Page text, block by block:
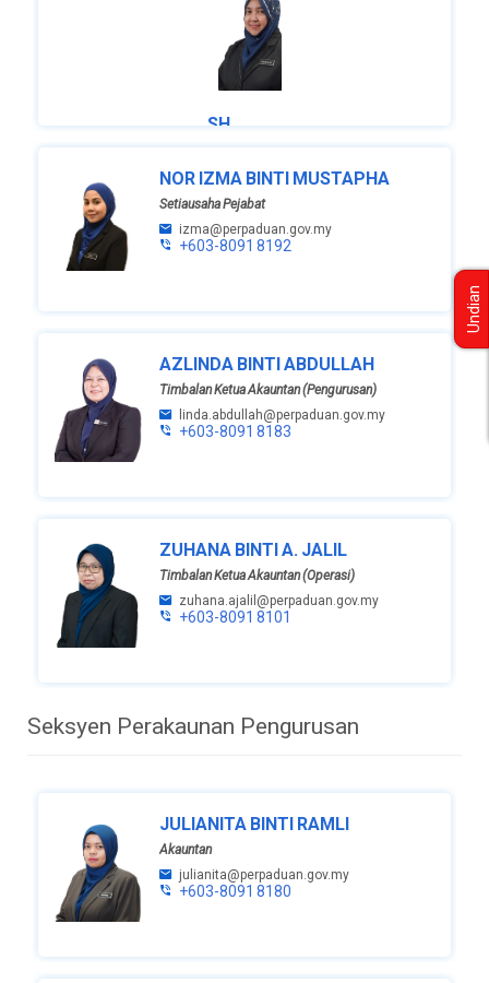
SH.
SAIDTUL
BINTI S.
AZMAN
ZURIMY
@
AYEOP
Ketua
sh.saidtul@perpaduan.gov.my
+603-
8091 8200
NOR IZMA BINTI MUSTAPHA
Setiausaha Pejabat
izma@perpaduan.gov.my
+603-8091 8192
AZLINDA BINTI ABDULLAH
Timbalan Ketua Akauntan (Pengurusan)
linda.abdullah@perpaduan.gov.my
+603-8091 8183
ZUHANA BINTI A. JALIL
Timbalan Ketua Akauntan (Operasi)
zuhana.ajalil@perpaduan.gov.my
+603-8091 8101
Seksyen Perakaunan Pengurusan
JULIANITA BINTI RAMLI
Akauntan
julianita@perpaduan.gov.my
+603-8091 8180
Undian